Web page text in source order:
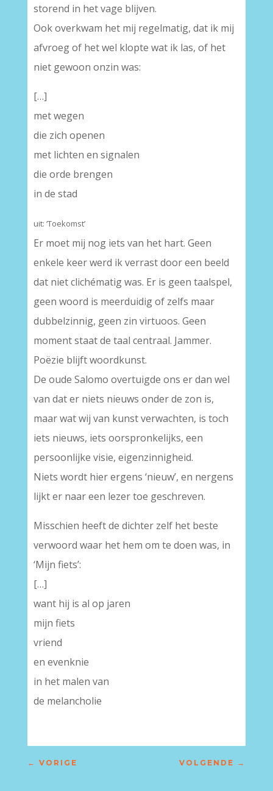
storend in het vage blijven.
Ook overkwam het mij regelmatig, dat ik mij
afvroeg of het wel klopte wat ik las, of het
niet gewoon onzin was:
[…]
met wegen
die zich openen
met lichten en signalen
die orde brengen
in de stad
uit: ‘Toekomst’
Er moet mij nog iets van het hart. Geen
enkele keer werd ik verrast door een beeld
dat niet clichématig was. Er is geen taalspel,
geen woord is meerduidig of zelfs maar
dubbelzinnig, geen zin virtuoos. Geen
moment staat de taal centraal. Jammer.
Poëzie blijft woordkunst.
De oude Salomo overtuigde ons er dan wel
van dat er niets nieuws onder de zon is,
maar wat wij van kunst verwachten, is toch
iets nieuws, iets oorspronkelijks, een
persoonlijke visie, eigenzinnigheid.
Niets wordt hier ergens ‘nieuw’, en nergens
lijkt er naar een lezer toe geschreven.
Misschien heeft de dichter zelf het beste
verwoord waar het hem om te doen was, in
‘Mijn fiets’:
[…]
want hij is al op jaren
mijn fiets
vriend
en evenknie
in het malen van
de melancholie
← VORIGE VOLGENDE →